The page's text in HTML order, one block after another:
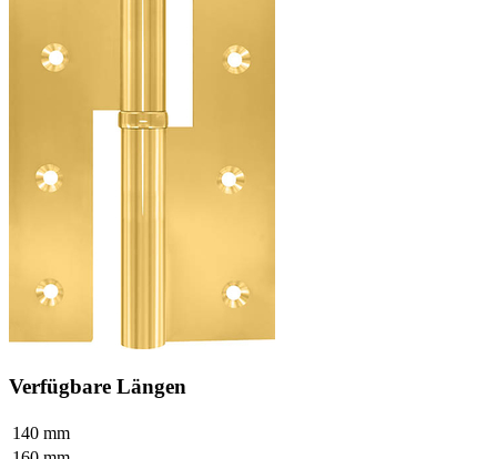
Verfügbare Längen
140 mm